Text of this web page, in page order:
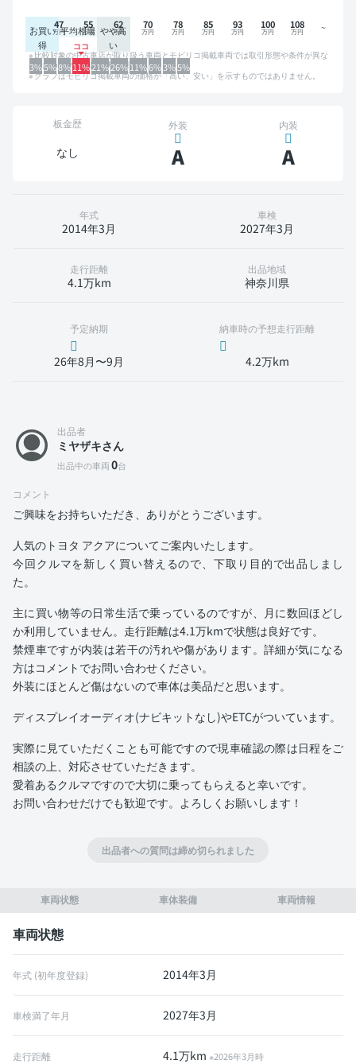
お買い
得
平均相場 やや高
い
3%5%8%11%21%26%11%6%3%5%
47 55 62 70 78 85 93 100 108
比較対象の中古車店が取り扱う車両とモビリコ掲載車両では取引形態や条件が異な
るため、グラフは参考情報です。
グラフはモビリコ掲載車両の価格が「高い、安い」を示すものではありません。
板金歴
なし
外装
A
内装
A
年式
2014年3月
車検
2027年3月
走行距離
4.1万km
出品地域
神奈川県
予定納期
26年8月〜9月
納車時の予想走行距離
4.2万km
車両状態 車体装備 車両情報
車両状態
年式 (初年度登録) 2014年3月
車検満了年月 2027年3月
走行距離 4.1万km※2026年3月時
出品者
ミヤザキさん
出品中の車両0台
コメント
ご興味をお持ちいただき、ありがとうございます。
人気のトヨタ アクアについてご案内いたします。
今回クルマを新しく買い替えるので、下取り目的で出品しまし
た。
主に買い物等の日常生活で乗っているのですが、月に数回ほどし
か利用していません。走行距離は4.1万kmで状態は良好です。
禁煙車ですが内装は若干の汚れや傷があります。詳細が気になる
方はコメントでお問い合わせください。
外装にほとんど傷はないので車体は美品だと思います。
ディスプレイオーディオ(ナビキットなし)やETCがついています。
実際に見ていただくことも可能ですので現車確認の際は日程をご
相談の上、対応させていただきます。
愛着あるクルマですので大切に乗ってもらえると幸いです。
お問い合わせだけでも歓迎です。よろしくお願いします！
出品者への質問は締め切られました